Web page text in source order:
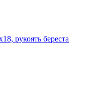
рукоять береста